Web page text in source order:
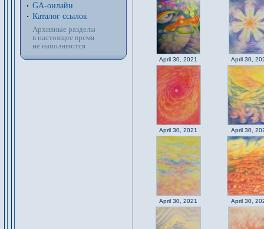
GA-онлайн
Каталог ссылок
Архивные разделы
в настоящее время
не наполняются
April 30, 2021 April 30,
April 30, 2021 April 30,
April 30, 2021 April 30,